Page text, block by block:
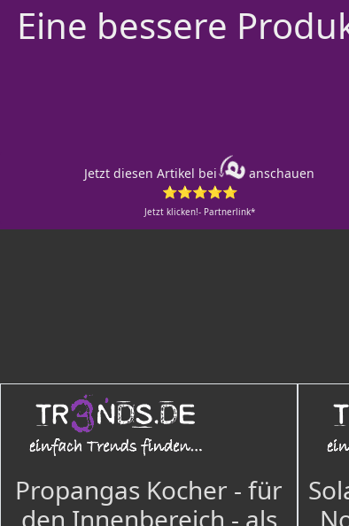
Eine bessere
Jetzt diesen Artikel bei
anschauen
⭐⭐⭐⭐⭐
Jetzt klicken!- Partnerlink*
Propangas Kocher - für
den Innenbereich - als